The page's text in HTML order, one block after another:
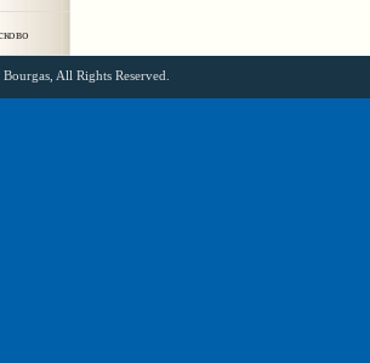
All Rights Reserved.